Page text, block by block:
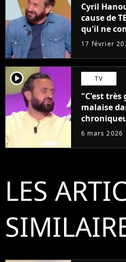
Cyril
cause de
qu'il ne
quand
17 février
player2 TV
"C'est très
malaise
fait
6 mars 2026
LES